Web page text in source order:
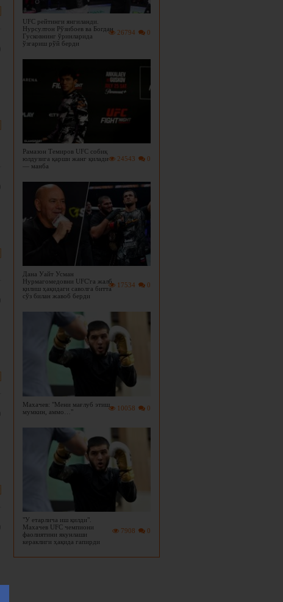
0
26794
UFC рейтинги янгиланди.
Нурсултон Рўзибоев ва Богдан
Гусковнинг ўринларида
ўзгариш рўй берди
0
24543
Рамазон Темиров UFC собиқ
юлдузига қарши жанг қилади
— манба
0
17534
Дана Уайт Усман
Нурмагомедовни UFC'га жалб
қилиш ҳақидаги саволга битта
сўз билан жавоб берди
0
10058
Махачев: "Мени мағлуб этиш
мумкин, аммо…"
0
7908
"У етарлича иш қилди".
Махачев UFC чемпиони
фаолиятини якунлаши
кераклиги ҳақида гапирди